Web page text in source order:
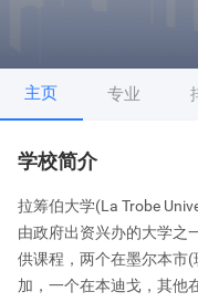
主页 专业
学校简介
拉筹伯大学(La Trobe
由政府出资兴办的大学之
供课程，两个在墨尔本市
加，一个在本迪戈，其他